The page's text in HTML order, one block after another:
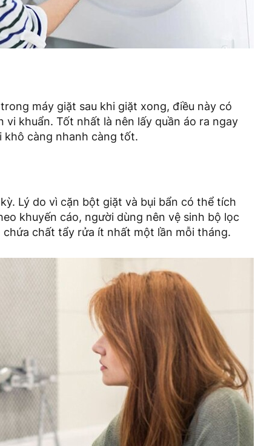
máy giặt sau khi giặt xong, điều này có
khuẩn. Tốt nhất là nên lấy quần áo ra ngay
khô càng nhanh càng tốt.
Lý do vì cặn bột giặt và bụi bẩn có thể tích
khuyến cáo, người dùng nên vệ sinh bộ lọc
chất tẩy rửa ít nhất một lần mỗi tháng.